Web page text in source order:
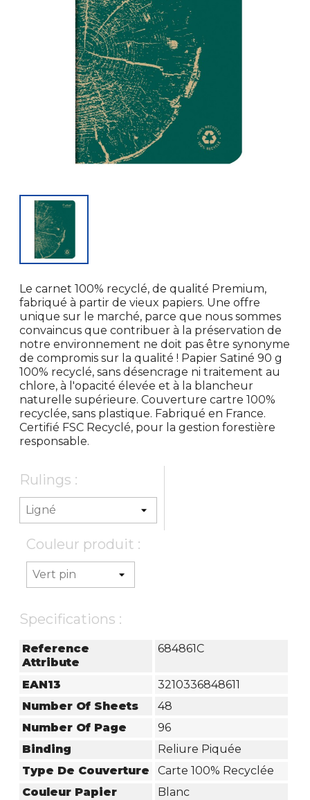
Le carnet 100% recyclé, de qualité Premium,
fabriqué à partir de vieux papiers. Une offre
unique sur le marché, parce que nous sommes
convaincus que contribuer à la préservation de
notre environnement ne doit pas être synonyme
de compromis sur la qualité ! Papier Satiné 90 g
100% recyclé, sans désencrage ni traitement au
chlore, à l'opacité élevée et à la blancheur
naturelle supérieure. Couverture cartre 100%
recyclée, sans plastique. Fabriqué en France.
Certifié FSC Recyclé, pour la gestion forestière
responsable.
Rulings :
Couleur produit :
Specifications :
Reference
Attribute
684861C
EAN13
3210336848611
Number Of Sheets
48
Number Of Page
96
Binding
Reliure Piquée
Type De Couverture
Carte 100% Recyclée
Couleur Papier
Blanc